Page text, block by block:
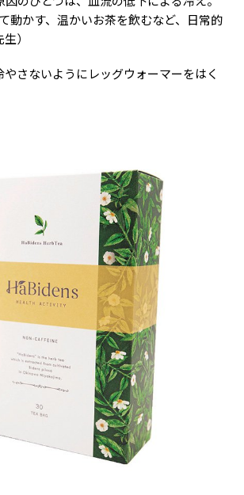
動かす、温かいお茶を飲むなど、日常的
）
さないようにレッグウォーマーをはく